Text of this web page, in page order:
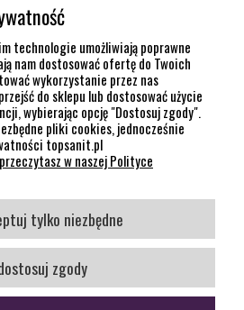
POMOC
INFORMACJE
technologie umożliwiają poprawne
nam dostosować ofertę do Twoich
wykorzystanie przez nas
do sklepu lub dostosować użycie
wybierając opcję "Dostosuj zgody".
pliki cookies, jednocześnie
topsanit.pl
w naszej Polityce
tylko niezbędne
zgody